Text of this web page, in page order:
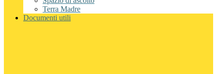
Terra Madre
Documenti utili